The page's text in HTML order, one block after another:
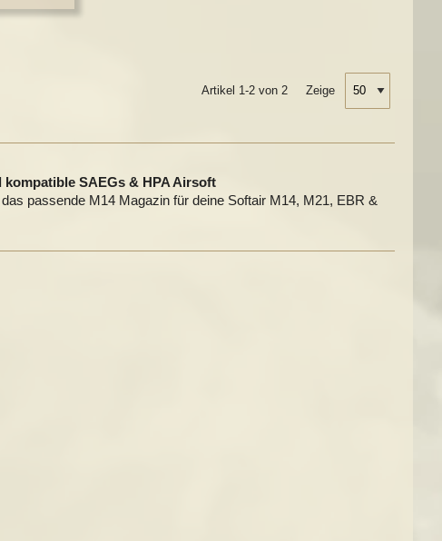
Artikel 1-2 von 2 Zeige
SAEGs & HPA Airsoft
passende M14 Magazin für deine Softair M14, M21, EBR &